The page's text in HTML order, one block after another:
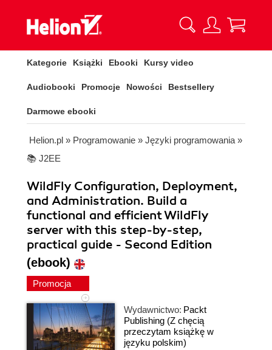
Kategorie Książki Ebooki Kursy video
Audiobooki Promocje Nowości Bestsellery
Darmowe ebooki
Helion.pl » Programowanie » Języki programowania »
📚 J2EE
WildFly Configuration, Deployment,
and Administration. Build a
functional and efficient WildFly
server with this step-by-step,
practical guide - Second Edition
(ebook)
Promocja
Wydawnictwo: Packt
Publishing (Z chęcią
przeczytam książkę w
języku polskim)